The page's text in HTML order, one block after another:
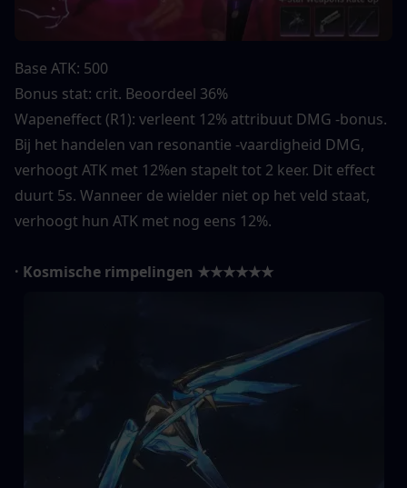
Base ATK: 500
Bonus stat: crit. Beoordeel 36%
Wapeneffect (R1): verleent 12% attribuut DMG -bonus.
Bij het handelen van resonantie -vaardigheid DMG,
verhoogt ATK met 12%en stapelt tot 2 keer. Dit effect
duurt 5s. Wanneer de wielder niet op het veld staat,
verhoogt hun ATK met nog eens 12%.
· Kosmische rimpelingen ★★★★★★